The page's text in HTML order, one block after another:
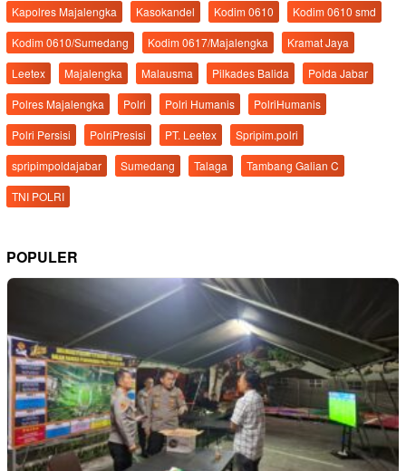
Kapolres Majalengka
Kasokandel Kodim 0610
Kodim 0610 smd
Kodim 0610/Sumedang
Kodim 0617/Majalengka
Kramat Jaya
Leetex
Majalengka Malausma Pilkades Balida
Polda Jabar
Polres Majalengka
Polri Polri Humanis
PolriHumanis
Polri Persisi
PolriPresisi PT. Leetex
Spripim.polri
spripimpoldajabar
Sumedang Talaga
Tambang Galian C
TNI POLRI
POPULER